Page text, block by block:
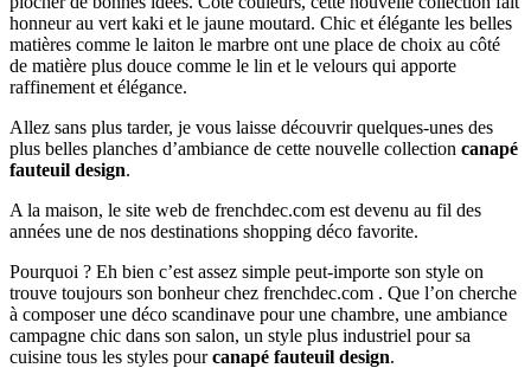
honneur au vert kaki et le jaune moutard. Chic et élégante les belles
matières comme le laiton le marbre ont une place de choix au côté
de matière plus douce comme le lin et le velours qui apporte
raffinement et élégance.
Allez sans plus tarder, je vous laisse découvrir quelques-unes des
plus belles planches d’ambiance de cette nouvelle collection canapé
fauteuil design.
A la maison, le site web de frenchdec.com est devenu au fil des
années une de nos destinations shopping déco favorite.
Pourquoi ? Eh bien c’est assez simple peut-importe son style on
trouve toujours son bonheur chez frenchdec.com . Que l’on cherche
à composer une déco scandinave pour une chambre, une ambiance
campagne chic dans son salon, un style plus industriel pour sa
cuisine tous les styles pourcanapé fauteuil design.